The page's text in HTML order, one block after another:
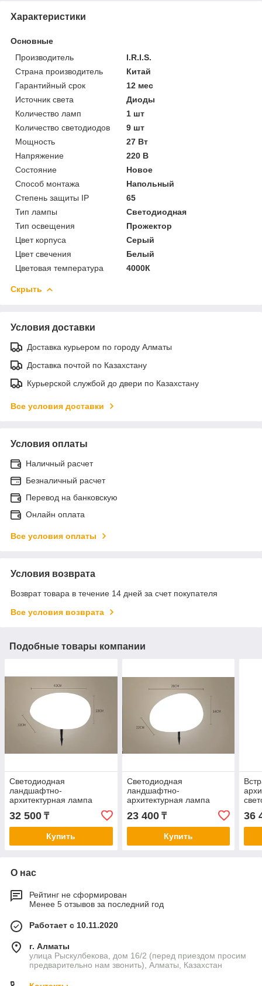
Характеристики
Основные
Производитель
I.R.I.S.
Страна производитель
Китай
Гарантийный срок
12 мес
Источник света
Диоды
Количество ламп
1 шт
Количество светодиодов
9 шт
Мощность
27 Вт
Напряжение
220 В
Состояние
Новое
Способ монтажа
Напольный
Степень защиты IP
65
Тип лампы
Светодиодная
Тип освещения
Прожектор
Цвет корпуса
Серый
Цвет свечения
Белый
Цветовая температура
4000К
Скрыть
Условия доставки
Доставка курьером по городу Алматы
Доставка почтой по Казахстану
Курьерской службой до двери по Казахстану
Все условия доставки
Условия оплаты
Наличный расчет
Безналичный расчет
Перевод на банковскую
Онлайн оплата
Все условия оплаты
Условия возврата
Возврат товара в течение 14 дней за счет покупателя
Все условия возврата
Подобные товары компании
Светодиодная
ландшафтно-
архитектурная лампа
"камень" E27
32 500 ₸
Купить
Светодиодная
ландшафтно-
архитектурная лампа
"камень" E27
23 400₸
Купить
36
О нас
Рейтинг не сформирован
Менее 5 отзывов за последний год
Работает с 10.11.2020
г. Алматы
улица Рыскулбекова, дом 16/2 (перед приездом просим
предварительно нам звонить), Алматы, Казахстан